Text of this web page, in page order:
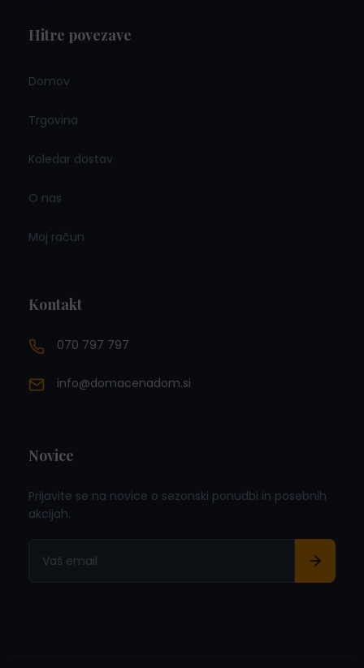
Hitre povezave
Domov
Trgovina
Koledar dostav
O nas
Moj račun
Kontakt
070 797 797
info@domacenadom.si
Novice
Prijavite se na novice o sezonski ponudbi in posebnih
akcijah.